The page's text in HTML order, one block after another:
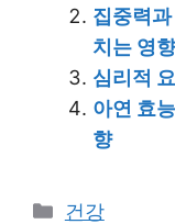
집중력
치는 영향
심리적
아연 효
향
Categories
건강